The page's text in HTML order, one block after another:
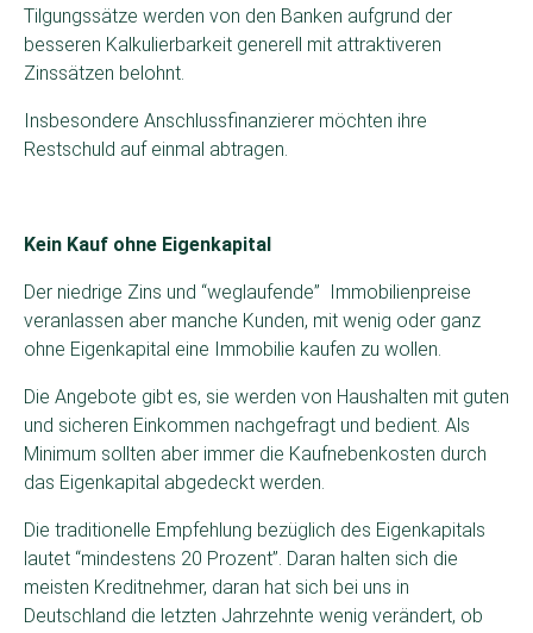
Tilgungssätze werden von den Banken aufgrund der
besseren Kalkulierbarkeit generell mit attraktiveren
Zinssätzen belohnt.
Insbesondere Anschlussfinanzierer möchten ihre
Restschuld auf einmal abtragen.
Kein Kauf ohne Eigenkapital
Der niedrige Zins und “weglaufende” Immobilienpreise
veranlassen aber manche Kunden, mit wenig oder ganz
ohne Eigenkapital eine Immobilie kaufen zu wollen.
Die Angebote gibt es, sie werden von Haushalten mit guten
und sicheren Einkommen nachgefragt und bedient. Als
Minimum sollten aber immer die Kaufnebenkosten durch
das Eigenkapital abgedeckt werden.
Die traditionelle Empfehlung bezüglich des Eigenkapitals
lautet “mindestens 20 Prozent”. Daran halten sich die
meisten Kreditnehmer, daran hat sich bei uns in
Deutschland die letzten Jahrzehnte wenig verändert, ob